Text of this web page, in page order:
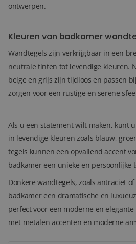
ontwerpen.
Kleuren van badkamer
Wandtegels zijn verkrijgbaar in een
neutrale tinten tot levendige kleuren.
beige en grijs zijn tijdloos en passen
zorgen voor een rustige en serene
Als u een statement wilt maken, kunt
in levendige kleuren zoals blauw,
tegels kunnen een opvallend accent
badkamer een unieke en persoonlijke
Donkere wandtegels, zoals antraciet
badkamer een dramatische en
perfect voor een moderne en
met metalen accenten en moderne